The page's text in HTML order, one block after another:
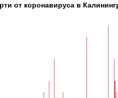
от коронавируса в